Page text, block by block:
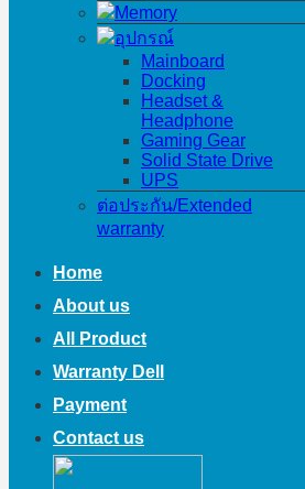
Memory
อุปกรณ์
Mainboard
Docking
Headset &
Headphone
Gaming Gear
Solid State Drive
UPS
ต่อประกัน/Extended
warranty
Home
About us
All Product
Warranty Dell
Payment
Contact us